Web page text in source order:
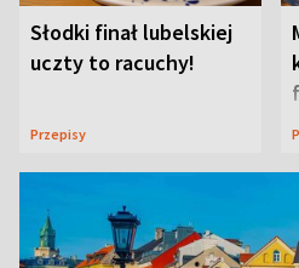
Słodki finał lubelskiej
uczty to racuchy!
Przepisy